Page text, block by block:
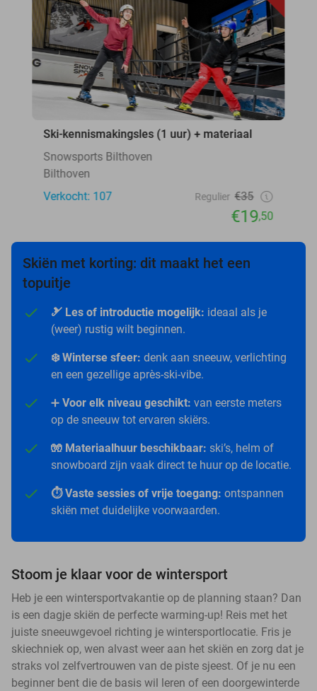
Ski-kennismakingsles (1 uur) + materiaal
Snowsports Bilthoven
Bilthoven
Verkocht: 107
Regulier €35
€19,50
Skiën met korting: dit maakt het een
topuitje
🎿 Les of introductie mogelijk: ideaal als je
(weer) rustig wilt beginnen.
❄️ Winterse sfeer: denk aan sneeuw, verlichting
en een gezellige après-ski-vibe.
➕ Voor elk niveau geschikt: van eerste meters
op de sneeuw tot ervaren skiërs.
🧤 Materiaalhuur beschikbaar: ski’s, helm of
snowboard zijn vaak direct te huur op de locatie.
⏱️ Vaste sessies of vrije toegang: ontspannen
skiën met duidelijke voorwaarden.
Stoom je klaar voor de wintersport
Heb je een wintersportvakantie op de planning staan? Dan
is een dagje skiën de perfecte warming-up! Reis met het
juiste sneeuwgevoel richting je wintersportlocatie. Fris je
skiechniek op, wen alvast weer aan het skiën en zorg dat je
straks vol zelfvertrouwen van de piste sjeest. Of je nu een
beginner bent die de basis wil leren of een doorgewinterde